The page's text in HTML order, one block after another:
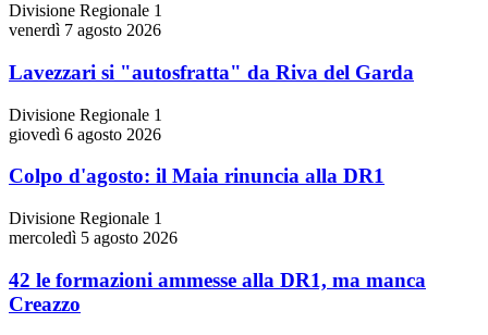
Divisione Regionale 1
venerdì 7 agosto 2026
Lavezzari si "autosfratta" da Riva del Garda
Divisione Regionale 1
giovedì 6 agosto 2026
Colpo d'agosto: il Maia rinuncia alla DR1
Divisione Regionale 1
mercoledì 5 agosto 2026
42 le formazioni ammesse alla DR1, ma manca
Creazzo